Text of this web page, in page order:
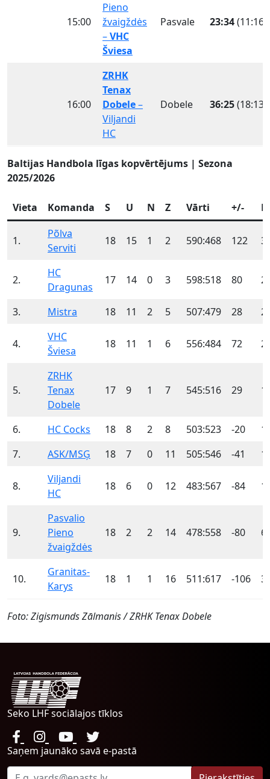
15:00
Pieno
žvaigždės
–VHC
Šviesa
Pasvale 23:34(11:16)
16:00
ZRHK
Tenax
Dobele–
Viljandi
HC
Dobele 36:25(18:13)
Baltijas Handbola līgas kopvērtējums | Sezona
2025/2026
Vieta Komanda S U N Z Vārti +/-
1.
Põlva
Serviti
18 15 1 2 590:468 122
2.
HC
Dragunas
17 14 0 3 598:518 80
3. Mistra 18 11 2 5 507:479 28
4.
VHC
Šviesa
18 11 1 6 556:484 72
5.
ZRHK
Tenax
Dobele
17 9 1 7 545:516 29
6. HC Cocks 18 8 2 8 503:523 -20
7.
ASK/MSĢ 18 7 0 11 505:546 -41
8.
Viljandi
HC
18 6 0 12 483:567 -84
9.
Pasvalio
Pieno
žvaigždės
18 2 2 14 478:558 -80 6
10.
Granitas-
Karys
18 1 1 16 511:617 -106 3
Foto: Zigismunds Zālmanis / ZRHK Tenax Dobele
Seko LHF sociālajos tīklos
Saņem jaunāko savā e-pastā